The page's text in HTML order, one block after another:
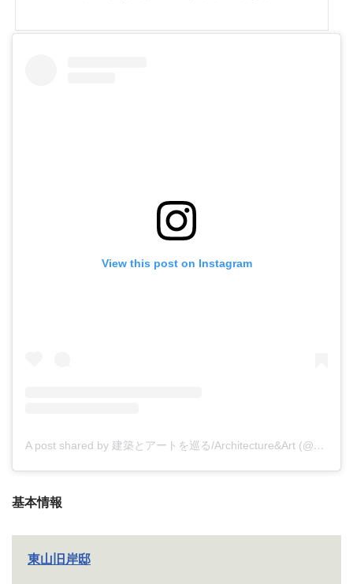
田五十八設計 東山旧岸邸 写真：建築とアートを巡る吉田五十八建築は住宅内を見
View this post on Instagram
A post shared by 建築とアートを巡る/Architecture&Art (@_saaaaaoo_)
基本情報
東山旧岸邸